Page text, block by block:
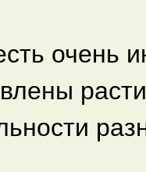
очень